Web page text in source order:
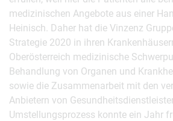
medizinischen Angebote aus einer
Heinisch. Daher hat die Vinzenz
Strategie 2020 in ihren
Oberösterreich medizinische
Behandlung von Organen und
sowie die Zusammenarbeit mit den
Anbietern von
Umstellungsprozess konnte ein Jahr